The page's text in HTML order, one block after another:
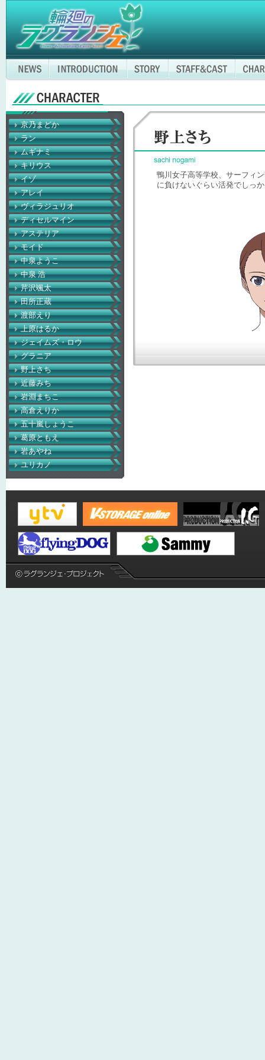
京乃まどか
ラン
ムギナミ
キリウス
イゾ
アレイ
ヴィラジュリオ
ディセルマイン
アステリア
モイド
中泉ようこ
中泉 浩
芹沢颯太
田所正蔵
渡部えり
上原はるか
ジェイムズ・ロウ
グラニア
野上さち
近藤みち
岩淵まちこ
高倉えりか
五十嵐しょうこ
葛原ともえ
岩あやね
ユリカノ
鴨川女子高等学校、サーフィ
に負けないぐらい活発でしっ